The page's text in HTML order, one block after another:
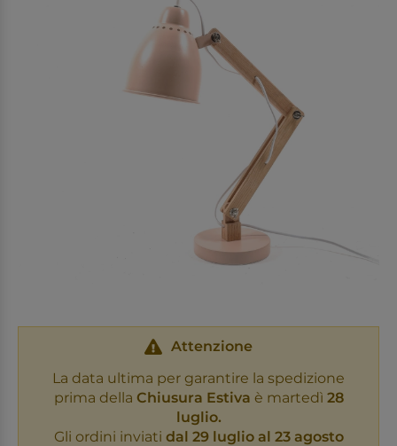
Attenzione
La data ultima per garantire la spedizione
prima della Chiusura Estiva è martedì 28
luglio.
Gli ordini inviati dal 29 luglio al 23 agosto